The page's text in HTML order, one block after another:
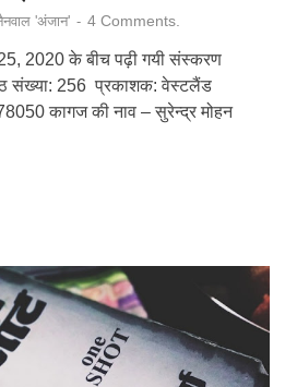
'अंजान' - 4 Comments.
2020 के बीच पढ़ी गयी संस्करण
संख्या: 256 प्रकाशक: वेस्टलैंड
कागज की नाव – सुरेन्द्र मोहन